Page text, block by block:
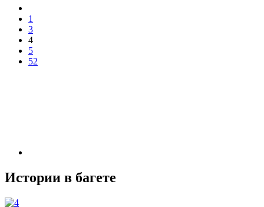
1
3
4
5
52
Истории в багете